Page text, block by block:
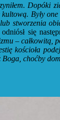
Dopóki
Były
stworzenia
się
– całkowitą,
kościoła
choćby